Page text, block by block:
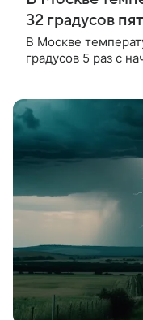
32 градусов
В Москве
градусов 5 раз с